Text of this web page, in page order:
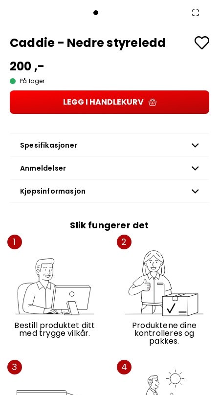
Caddie - Nedre styreledd
200 ,-
På lager
LEGG I HANDLEKURV
Spesifikasjoner
Anmeldelser
Kjøpsinformasjon
Slik fungerer det
1
Bestill produktet ditt
med trygge vilkår.
2
Produktene dine
kontrolleres og
pakkes.
3 4